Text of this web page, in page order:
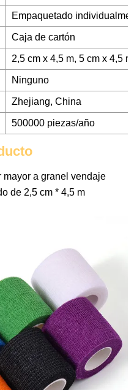
Empaquetado
Caja de cartón
2,5 cm x 4,5 m, 5 cm x 4,5
Ninguno
Zhejiang, China
500000 piezas/año
mayor a granel vendaje
de 2,5 cm * 4,5 m